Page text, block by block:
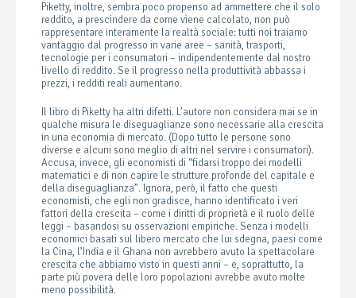
Piketty, inoltre, sembra poco propenso ad ammettere che il solo
reddito, a prescindere da come viene calcolato, non può
rappresentare interamente la realtà sociale: tutti noi traiamo
vantaggio dal progresso in varie aree – sanità, trasporti,
tecnologie per i consumatori – indipendentemente dal nostro
livello di reddito. Se il progresso nella produttività abbassa i
prezzi, i redditi reali aumentano.
Il libro di Piketty ha altri difetti. L’autore non considera mai se in
qualche misura le diseguaglianze sono necessarie alla crescita
in una economia di mercato. (Dopo tutto le persone sono
diverse e alcuni sono meglio di altri nel servire i consumatori).
Accusa, invece, gli economisti di “fidarsi troppo dei modelli
matematici e di non capire le strutture profonde del capitale e
della diseguaglianza”. Ignora, però, il fatto che questi
economisti, che egli non gradisce, hanno identificato i veri
fattori della crescita – come i diritti di proprietà e il ruolo delle
leggi – basandosi su osservazioni empiriche. Senza i modelli
economici basati sul libero mercato che lui sdegna, paesi come
la Cina, l’India e il Ghana non avrebbero avuto la spettacolare
crescita che abbiamo visto in questi anni – e, soprattutto, la
parte più povera delle loro popolazioni avrebbe avuto molte
meno possibilità.